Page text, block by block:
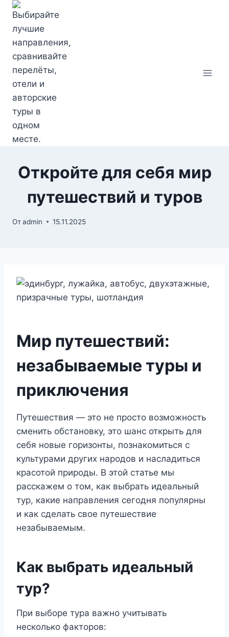
Перейти
содержимому
Откройте для себя мир
путешествий и туров
Отadmin 15.11.2025
Мир путешествий:
незабываемые туры и
приключения
Путешествия — это не просто возможность
сменить обстановку, это шанс открыть для
себя новые горизонты, познакомиться с
культурами других народов и насладиться
красотой природы. В этой статье мы
расскажем о том, как выбрать идеальный
тур, какие направления сегодня популярны
и как сделать свое путешествие
незабываемым.
Как выбрать идеальный
тур?
При выборе тура важно учитывать
несколько факторов: